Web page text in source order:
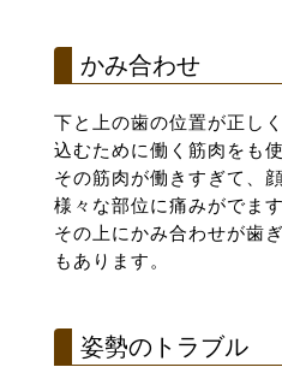
かみ合わせ
下と上の歯の位置が正し
込むために働く筋肉をも使
その筋肉が働きすぎて、
様々な部位に痛みがでます
その上にかみ合わせが歯
もあります。
姿勢のトラブル